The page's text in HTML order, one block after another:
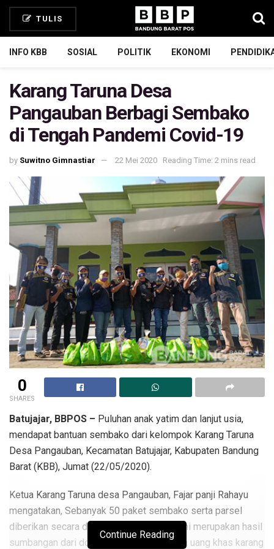
TULIS
INFO KBB SOSIAL POLITIK EKONOMI
Karang Taruna Desa
Pangauban Berbagi Sembako
di Tengah Pandemi Covid-19
by Suwitno Gimnastiar 22 Mei 2020 Reading Time: 2 mins read
0
SHARES
Batujajar, BBPOS – Puluhan anak yatim dan lanjut usia,
mendapat bantuan sembako dari kelompok Karang Taruna
Desa Pangauban, Kecamatan Batujajar, Kabupaten Bandung
Barat (KBB), Jumat (22/05/2020).
Ketua Karang Taruna desa Pangauban, Fajar panji Rahayu
mengatakan, Sebanyak 50 paket sembako serta parsel
diberikan secara door to door. Sembako ini merupakan hasil
sumbangan dari donatur di wilayahnya dan uang khas karang
Continue Reading